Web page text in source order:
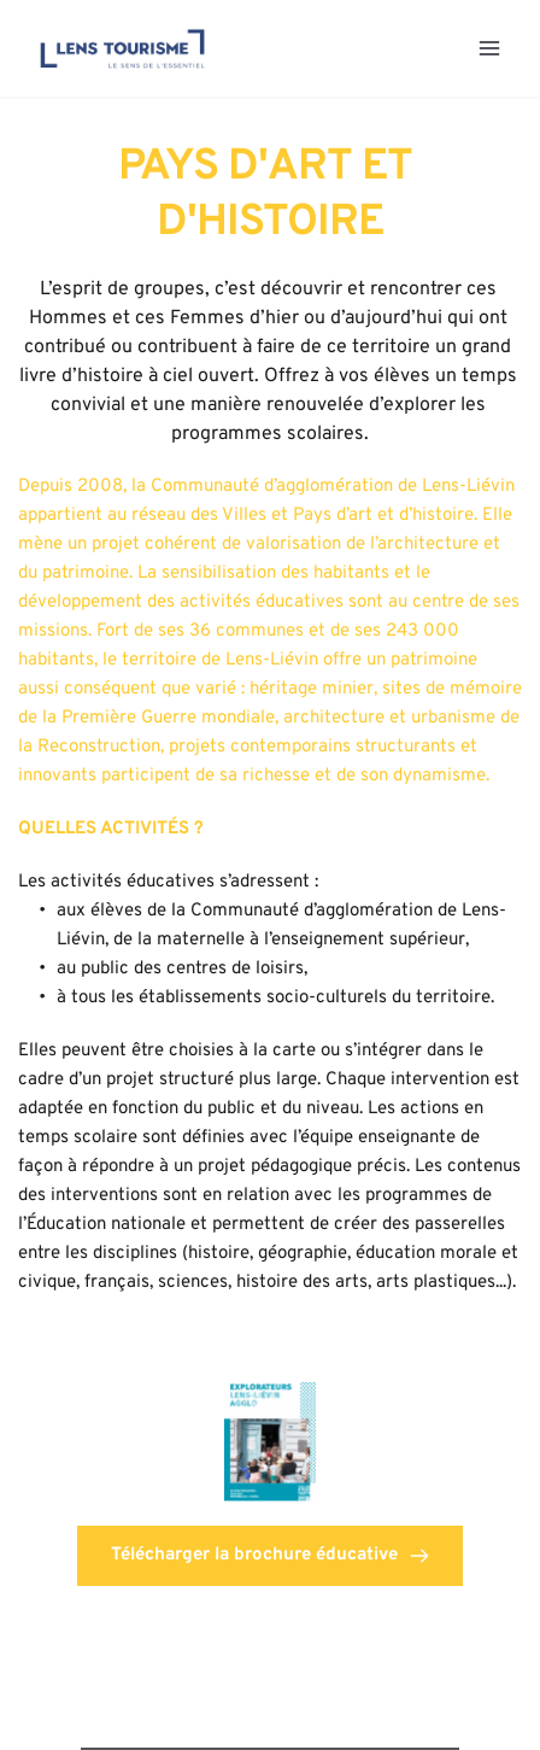
PAYS D'ART ET
D'HISTOIRE
L’esprit de groupes, c’est découvrir et rencontrer ces
Hommes et ces Femmes d’hier ou d’aujourd’hui qui ont
contribué ou contribuent à faire de ce territoire un grand
livre d’histoire à ciel ouvert. Offrez à vos élèves un temps
convivial et une manière renouvelée d’explorer les
programmes scolaires.
Depuis 2008, la Communauté d’agglomération de Lens-Liévin
appartient au réseau des Villes et Pays d’art et d’histoire. Elle
mène un projet cohérent de valorisation de l’architecture et
du patrimoine. La sensibilisation des habitants et le
développement des activités éducatives sont au centre de ses
missions. Fort de ses 36 communes et de ses 243 000
habitants, le territoire de Lens-Liévin offre un patrimoine
aussi conséquent que varié : héritage minier, sites de mémoire
de la Première Guerre mondiale, architecture et urbanisme de
la Reconstruction, projets contemporains structurants et
innovants participent de sa richesse et de son dynamisme.
QUELLES ACTIVITÉS ?
Les activités éducatives s’adressent :
aux élèves de la Communauté d’agglomération de Lens-
Liévin, de la maternelle à l’enseignement supérieur,
au public des centres de loisirs,
à tous les établissements socio-culturels du territoire.
Elles peuvent être choisies à la carte ou s’intégrer dans le
cadre d’un projet structuré plus large. Chaque intervention est
adaptée en fonction du public et du niveau. Les actions en
temps scolaire sont définies avec l’équipe enseignante de
façon à répondre à un projet pédagogique précis. Les contenus
des interventions sont en relation avec les programmes de
l’Éducation nationale et permettent de créer des passerelles
entre les disciplines (histoire, géographie, éducation morale et
civique, français, sciences, histoire des arts, arts plastiques...).
Télécharger la brochure éducative